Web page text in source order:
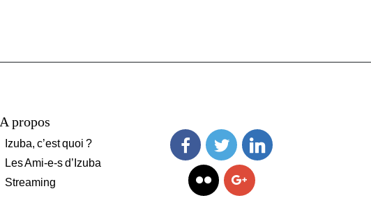
A propos
Izuba, c’est quoi ?
Les Ami-e-s d’Izuba
Streaming
FacebookTwitter